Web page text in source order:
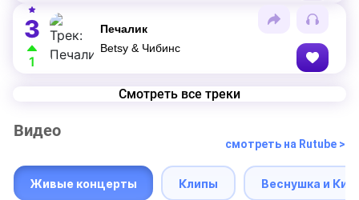
3
1
Печалик
Betsy & Чибинс
Смотреть все треки
Видео
смотреть на Rutube >
Живые концерты Клипы Веснушка и